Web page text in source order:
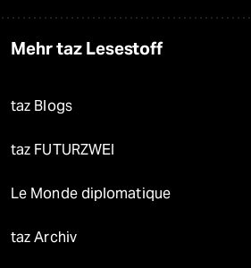
Mehr taz Lesestoff
taz Blogs
taz FUTURZWEI
Le Monde diplomatique
taz Archiv